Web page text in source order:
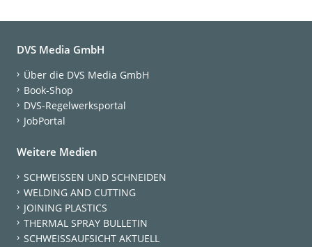
DVS Media GmbH
Über die DVS Media GmbH
Book-Shop
DVS-Regelwerksportal
JobPortal
Weitere Medien
SCHWEISSEN UND SCHNEIDEN
WELDING AND CUTTING
JOINING PLASTICS
THERMAL SPRAY BULLETIN
SCHWEISSAUFSICHT AKTUELL